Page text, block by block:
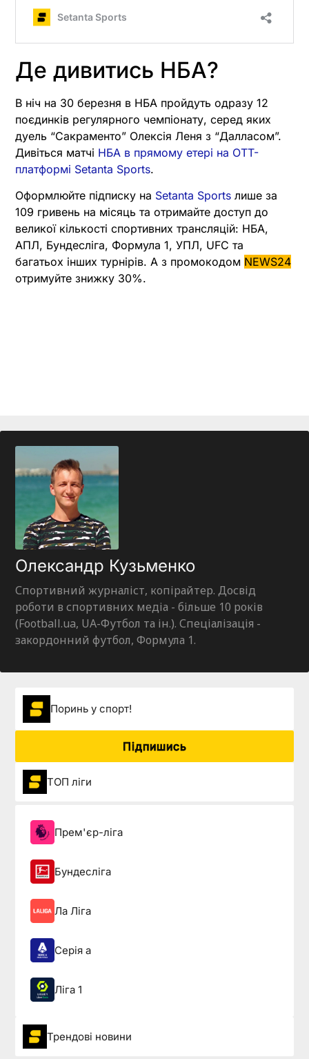
Де дивитись НБА?
В ніч на 30 березня в НБА пройдуть одразу 12
поєдинків регулярного чемпіонату, серед яких
дуель “Сакраменто” Олексія Леня з “Далласом”.
Дивіться матчі НБА в прямому етері на OTT-
платформі Setanta Sports.
Оформлюйте підписку на Setanta Sports лише за
109 гривень на місяць та отримайте доступ до
великої кількості спортивних трансляцій: НБА,
АПЛ, Бундесліга, Формула 1, УПЛ, UFC та
багатьох інших турнірів. А з промокодом NEWS24
отримуйте знижку 30%.
Олександр Кузьменко
Спортивний журналіст, копірайтер. Досвід
роботи в спортивних медіа - більше 10 років
(Football.ua, UA-Футбол та ін.). Спеціалізація -
закордонний футбол, Формула 1.
Поринь у спорт!
Підпишись
ТОП ліги
Прем'єр-ліга
Бундесліга
Ла Ліга
Серія а
Ліга 1
Трендові новини